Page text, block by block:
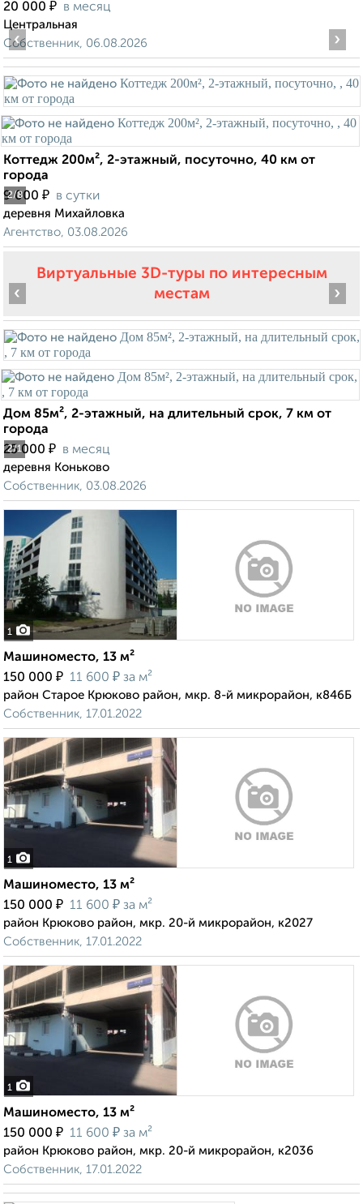
20 000 ₽ в месяц
Центральная
Собственник, 06.08.2026
2/8
‹ ›
Коттедж 200м², 2-этажный, посуточно, 40 км от
города
9 000 ₽ в сутки
деревня Михайловка
Агентство, 03.08.2026
Виртуальные 3D-туры по интересным
местам
2/1
‹ ›
Дом 85м², 2-этажный, на длительный срок, 7 км от
города
25 000 ₽ в месяц
деревня Коньково
Собственник, 03.08.2026
1
Машиноместо, 13 м²
150 000 ₽ 11 600 ₽ за м²
район Старое Крюково район, мкр. 8-й микрорайон, к846Б
Собственник, 17.01.2022
1
Машиноместо, 13 м²
150 000 ₽ 11 600 ₽ за м²
район Крюково район, мкр. 20-й микрорайон, к2027
Собственник, 17.01.2022
1
Машиноместо, 13 м²
150 000 ₽ 11 600 ₽ за м²
район Крюково район, мкр. 20-й микрорайон, к2036
Собственник, 17.01.2022